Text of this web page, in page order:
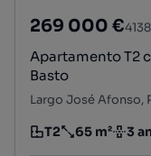
269 000 €
Apartamento T2
Basto
Tipologia
T2
Preço por metro
65 m²
Andar 3